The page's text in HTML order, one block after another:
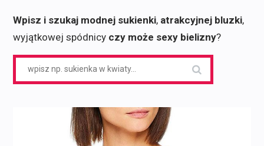
Wpisz i szukaj modnej sukienki, atrakcyjnej bluzki,
wyjątkowej spódnicy czy może sexy bielizny?